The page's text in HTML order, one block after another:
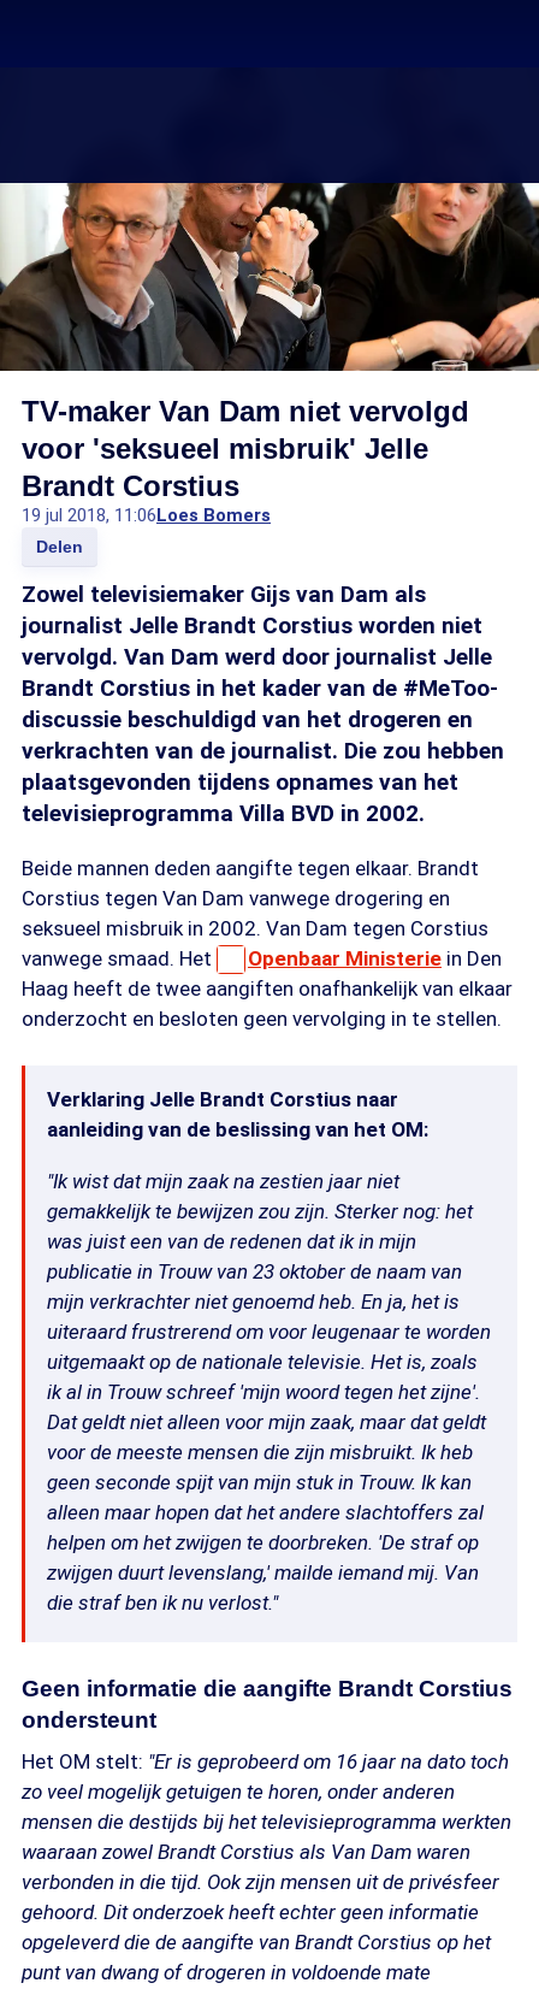
TV-maker Van Dam niet vervolgd
voor 'seksueel misbruik' Jelle
Brandt Corstius
19 jul 2018, 11:06Loes Bomers
Delen
Zowel televisiemaker Gijs van Dam als
journalist Jelle Brandt Corstius worden niet
vervolgd. Van Dam werd door journalist Jelle
Brandt Corstius in het kader van de #MeToo-
discussie beschuldigd van het drogeren en
verkrachten van de journalist. Die zou hebben
plaatsgevonden tijdens opnames van het
televisieprogramma Villa BVD in 2002.
Beide mannen deden aangifte tegen elkaar. Brandt
Corstius tegen Van Dam vanwege drogering en
seksueel misbruik in 2002. Van Dam tegen Corstius
vanwege smaad. Het
Openbaar Ministerie in Den
Haag heeft de twee aangiften onafhankelijk van elkaar
onderzocht en besloten geen vervolging in te stellen.
Verklaring Jelle Brandt Corstius naar
aanleiding van de beslissing van het OM:
"Ik wist dat mijn zaak na zestien jaar niet
gemakkelijk te bewijzen zou zijn. Sterker nog: het
was juist een van de redenen dat ik in mijn
publicatie in Trouw van 23 oktober de naam van
mijn verkrachter niet genoemd heb. En ja, het is
uiteraard frustrerend om voor leugenaar te worden
uitgemaakt op de nationale televisie. Het is, zoals
ik al in Trouw schreef 'mijn woord tegen het zijne'.
Dat geldt niet alleen voor mijn zaak, maar dat geldt
voor de meeste mensen die zijn misbruikt. Ik heb
geen seconde spijt van mijn stuk in Trouw. Ik kan
alleen maar hopen dat het andere slachtoffers zal
helpen om het zwijgen te doorbreken. 'De straf op
zwijgen duurt levenslang,' mailde iemand mij. Van
die straf ben ik nu verlost."
Geen informatie die aangifte Brandt Corstius
ondersteunt
Het OM stelt: "Er is geprobeerd om 16 jaar na dato toch
zo veel mogelijk getuigen te horen, onder anderen
mensen die destijds bij het televisieprogramma werkten
waaraan zowel Brandt Corstius als Van Dam waren
verbonden in die tijd. Ook zijn mensen uit de privésfeer
gehoord. Dit onderzoek heeft echter geen informatie
opgeleverd die de aangifte van Brandt Corstius op het
punt van dwang of drogeren in voldoende mate